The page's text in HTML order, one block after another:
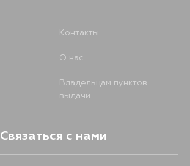
Контакты
О нас
Владельцам пунктов
выдачи
Связаться с нами